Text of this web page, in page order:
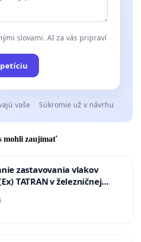
slovami. AI za vás pripraví
vaše Súkromie už v návrhu
mohli zaujímať
zastavovania vlakov
TATRAN v železničnej